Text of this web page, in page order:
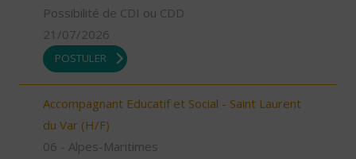
Possibilité de CDI ou CDD
21/07/2026
POSTULER
Accompagnant Educatif et Social - Saint Laurent
du Var (H/F)
06 - Alpes-Maritimes